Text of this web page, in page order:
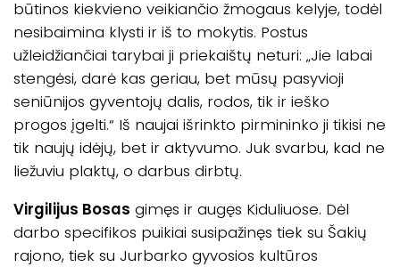
būtinos kiekvieno veikiančio žmogaus kelyje, todėl
nesibaimina klysti ir iš to mokytis. Postus
užleidžiančiai tarybai ji priekaištų neturi: „Jie labai
stengėsi, darė kas geriau, bet mūsų pasyvioji
seniūnijos gyventojų dalis, rodos, tik ir ieško
progos įgelti.“ Iš naujai išrinkto pirmininko ji tikisi ne
tik naujų idėjų, bet ir aktyvumo. Juk svarbu, kad ne
liežuviu plaktų, o darbus dirbtų.
Virgilijus Bosas gimęs ir augęs Kiduliuose. Dėl
darbo specifikos puikiai susipažinęs tiek su Šakių
rajono, tiek su Jurbarko gyvosios kultūros